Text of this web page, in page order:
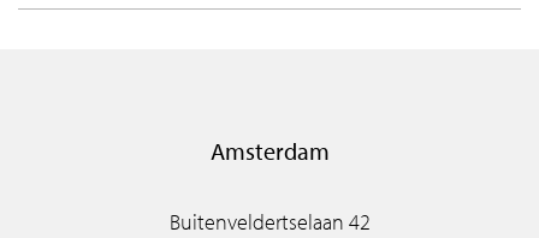
Amsterdam
Buitenveldertselaan 42